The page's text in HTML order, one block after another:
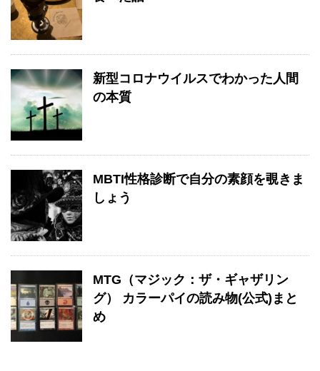
新型コロナウイルスでわかった人間
の本質
MBTI性格診断で自分の素顔を覗きま
しょう
MTG（マジック：ザ・ギャザリン
グ） カラーパイの読み物(公式)まと
め